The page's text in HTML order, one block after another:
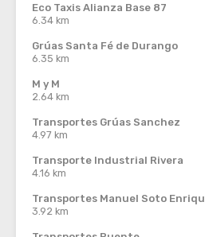
Eco Taxis Alianza Base 87
6.34 km
Grúas Santa Fé de Durango
6.35 km
M y M
2.64 km
Transportes Grúas Sanchez
4.97 km
Transporte Industrial Rivera
4.16 km
Transportes Manuel Soto
3.92 km